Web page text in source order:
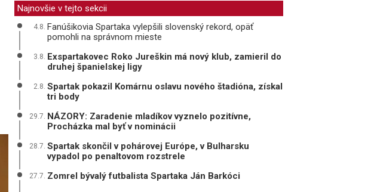
Najnovšie v tejto sekcii
4.8. Fanúšikovia Spartaka vylepšili slovenský rekord, opäť
pomohli na správnom mieste
3.8. Exspartakovec Roko Jureškin má nový klub, zamieril do
druhej španielskej ligy
2.8. Spartak pokazil Komárnu oslavu nového štadióna, získal
tri body
29.7. NÁZORY: Zaradenie mladíkov vyznelo pozitívne,
Procházka mal byť v nominácii
28.7. Spartak skončil v pohárovej Európe, v Bulharsku
vypadol po penaltovom rozstrele
27.7. Zomrel bývalý futbalista Spartaka Ján Barkóci